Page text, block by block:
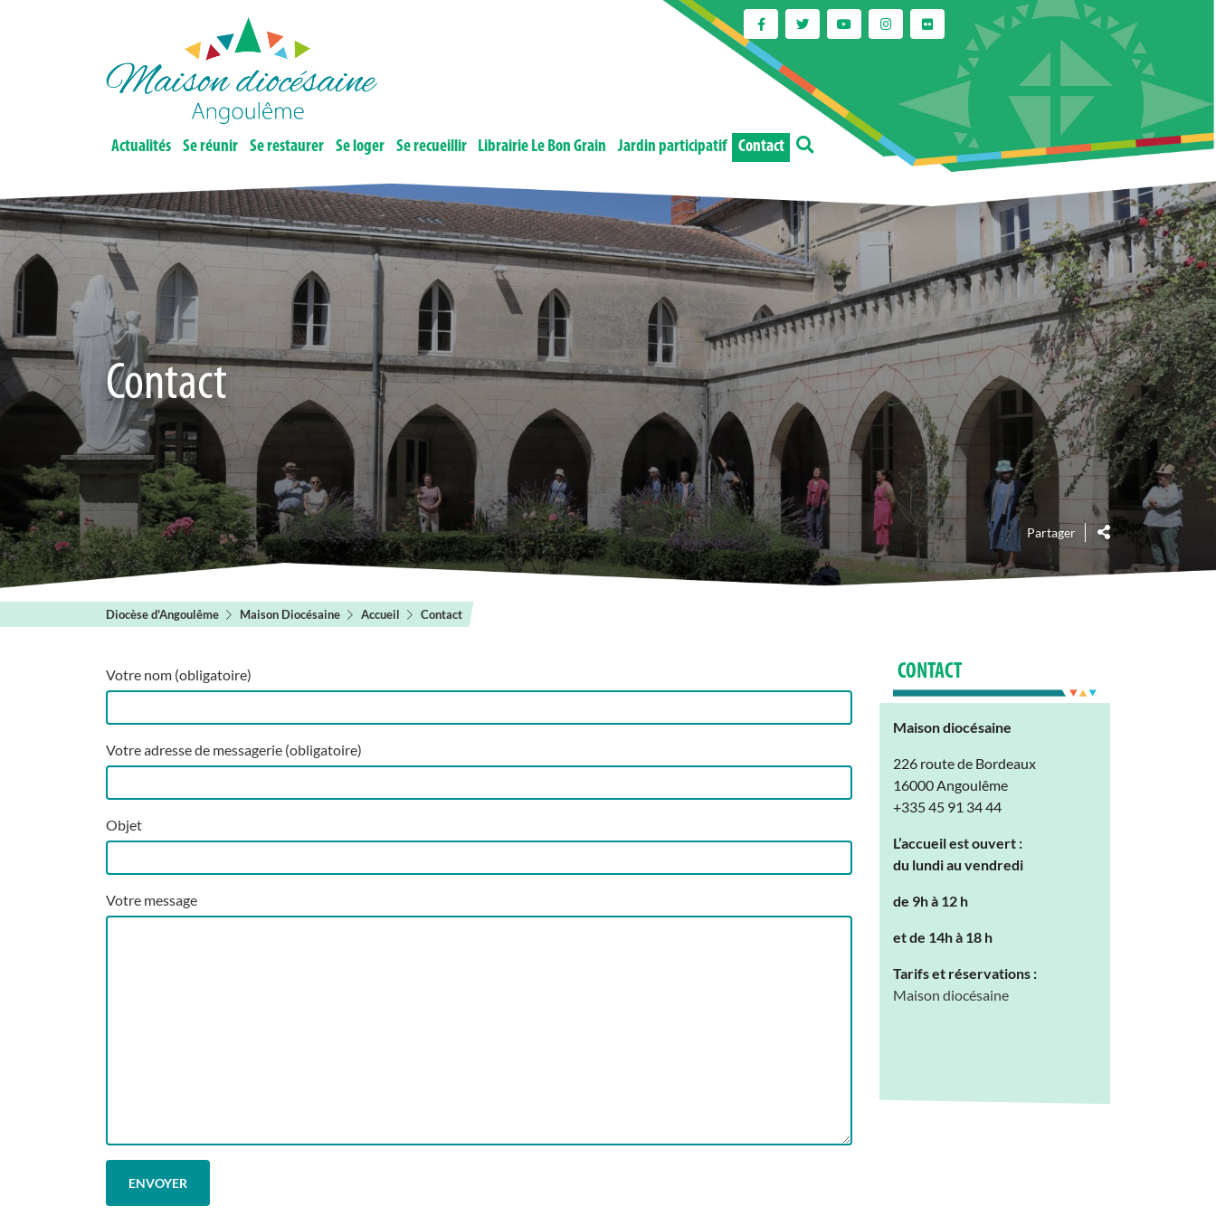
Actualités Se réunir Se restaurer Se loger Se recueillir Librairie Le Bon Grain Jardin participatif Contact
Contact
Partager
Diocèse d'Angoulême Maison Diocésaine Accueil Contact
Votre nom (obligatoire)
Votre adresse de messagerie (obligatoire)
Objet
Votre message
CONTACT
Maison diocésaine
226 route de Bordeaux
16000 Angoulême
+335 45 91 34 44
L’accueil est ouvert :
du lundi au vendredi
de 9h à 12 h
et de 14h à 18 h
Tarifs et réservations :
Maison diocésaine